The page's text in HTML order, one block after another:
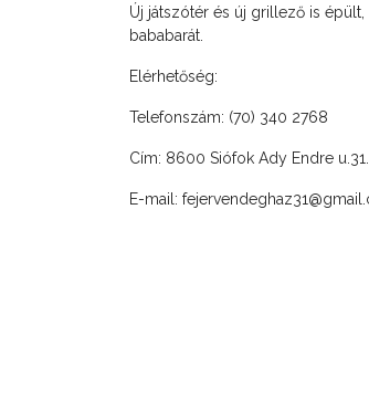
Új játszótér és új grillező is
bababarát.
Elérhetőség:
Telefonszám: (70) 340 2768
Cím: 8600 Siófok Ady Endre u.31.
E-mail: